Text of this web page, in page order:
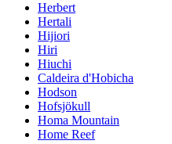
Herbert
Hertali
Hijiori
Hiri
Hiuchi
Caldeira d'Hobicha
Hodson
Hofsjökull
Homa Mountain
Home Reef